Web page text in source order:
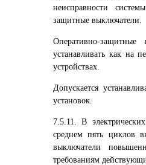
неисправности
защитные выключатели.
Оперативно-
устанавливать как на
устройствах.
Допускается
установок.
7.5.11. В
среднем пять циклов
выключатели
требованиям